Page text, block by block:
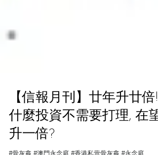
【信報月刊】廿年升廿倍!!
什麼投資不需要打理, 在望